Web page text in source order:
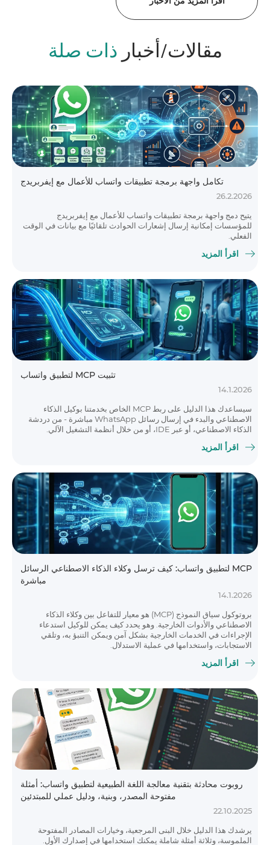
مقالات/أخبار ذات صلة
تكامل واجهة برمجة تطبيقات واتساب للأعمال مع إيفربريدج
26.2.2026
يتيح دمج واجهة برمجة تطبيقات واتساب للأعمال مع إيفربريدج
للمؤسسات إمكانية إرسال إشعارات الحوادث تلقائيًا مع بيانات في الوقت
الفعلي.
اقرأ المزيد
تثبيت MCP لتطبيق واتساب
14.1.2026
سيساعدك هذا الدليل على ربط MCP الخاص بخدمتنا بوكيل الذكاء
الاصطناعي والبدء في إرسال رسائل WhatsApp مباشرة - من دردشة
الذكاء الاصطناعي، أو عبر IDE، أو من خلال أنظمة التشغيل الآلي.
اقرأ المزيد
MCP لتطبيق واتساب: كيف ترسل وكلاء الذكاء الاصطناعي الرسائل
مباشرة
14.1.2026
بروتوكول سياق النموذج (MCP) هو معيار للتفاعل بين وكلاء الذكاء
الاصطناعي والأدوات الخارجية. وهو يحدد كيف يمكن للوكيل استدعاء
الإجراءات في الخدمات الخارجية بشكل آمن ويمكن التنبؤ به، وتلقي
الاستجابات، واستخدامها في عملية الاستدلال.
اقرأ المزيد
روبوت محادثة بتقنية معالجة اللغة الطبيعية لتطبيق واتساب: أمثلة
مفتوحة المصدر، وبنية، ودليل عملي للمبتدئين
22.10.2025
يرشدك هذا الدليل خلال البنى المرجعية، وخيارات المصادر المفتوحة
الملموسة، وثلاثة أمثلة شاملة يمكنك استخدامها في إصدارك الأول.